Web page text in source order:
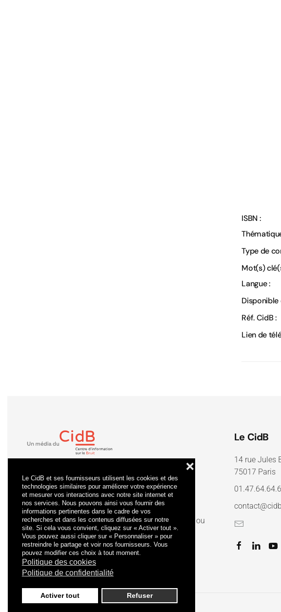
Le CidB et ses fournisseurs utilisent les cookies et des
technologies similaires pour améliorer votre expérience
et mesurer vos interactions avec notre site internet et
nos services. Nous pouvons ainsi vous fournir des
informations pertinentes dans le cadre de vos
recherches et dans les contenus diffusées sur notre
site. Si cela vous convient, cliquez sur « Activer tout ».
Vous pouvez aussi cliquer sur « Personnaliser » pour
restreindre le partage et voir nos fournisseurs. Vous
pouvez modifier ces choix à tout moment.
Politique des cookies
Politique de confidentialité
Activer tout Refuser
❌
ISBN :
Type de
Mot(s)
Langue :
Disponible
Réf. CidB :
Lien de
Lacertification qualité a été délivrée au titre de la ou
des catégories d'actions suivantes : actions de
formation.
Le CidB
14 rue Jules
75017 Paris